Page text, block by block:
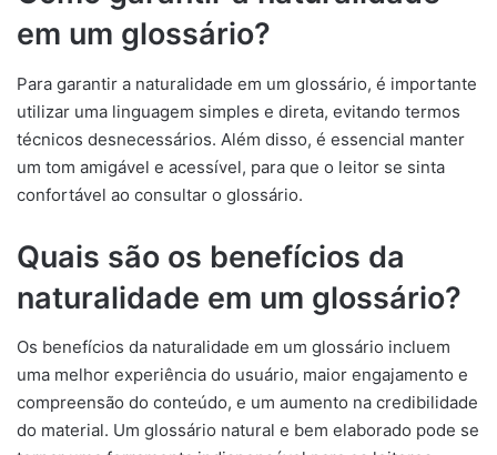
em um glossário?
Para garantir a naturalidade em um glossário, é importante
utilizar uma linguagem simples e direta, evitando termos
técnicos desnecessários. Além disso, é essencial manter
um tom amigável e acessível, para que o leitor se sinta
confortável ao consultar o glossário.
Quais são os benefícios da
naturalidade em um glossário?
Os benefícios da naturalidade em um glossário incluem
uma melhor experiência do usuário, maior engajamento e
compreensão do conteúdo, e um aumento na credibilidade
do material. Um glossário natural e bem elaborado pode se